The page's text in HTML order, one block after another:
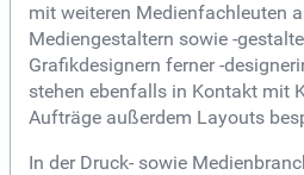
mit weiteren Medienfachleuten
Mediengestaltern sowie -
Grafikdesignern ferner -
stehen ebenfalls in Kontakt mit
Aufträge außerdem Layouts
In der Druck- sowie